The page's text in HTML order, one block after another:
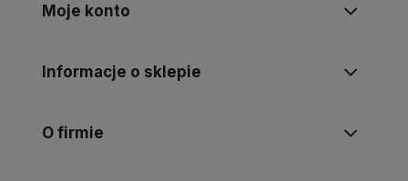
Moje konto
Informacje o sklepie
O firmie